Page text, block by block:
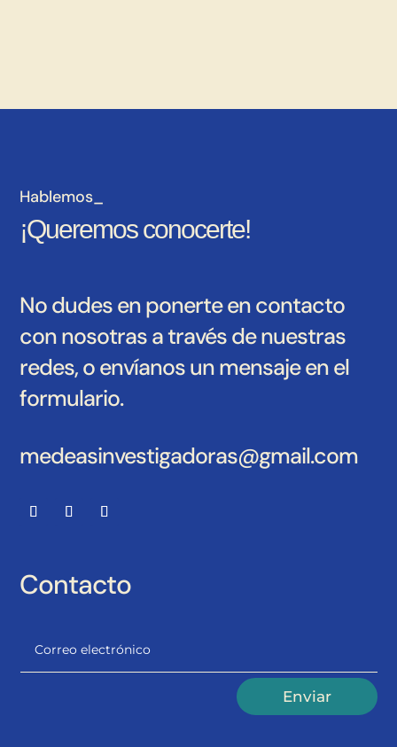
Hablemos_
¡Queremos conocerte!
No dudes en ponerte en contacto
con nosotras a través de nuestras
redes, o envíanos un mensaje en el
formulario.
medeasinvestigadoras@gmail.com
Contacto
Enviar